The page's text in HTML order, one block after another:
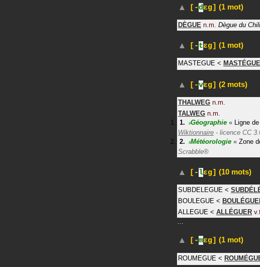
[-dɛg] (1 mot)
DÈGUE n.m. Dègue du Chili
[-tɛg] (1 mot)
MASTEGUE <
[-vɛg] (2 mots)
THALWEG n.m.
TALWEG n.m.
#Géographie « Ligne
Wiktionnaire - licence CC
#Météorologie « Zone
Scrabble®
[-lɛg] (10 mots)
SUBDELEGUE <
BOULEGUE <
ALLEGUE < ALLÉGUER
…
[-mɛg] (1 mot)
ROUMEGUE <